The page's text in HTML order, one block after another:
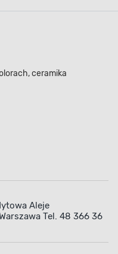
ceramika
Aleje
Tel. 48 366 36